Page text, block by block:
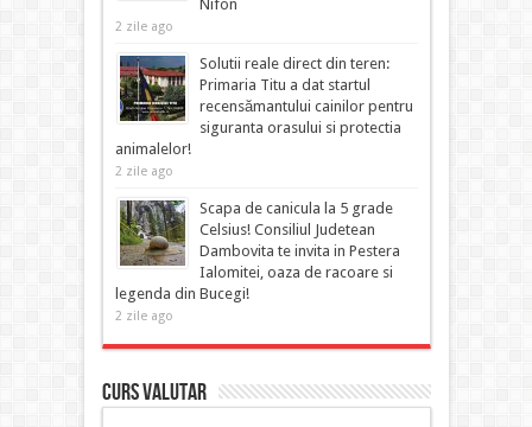
Nifon
2 zile ago
Solutii reale direct din teren:
Primaria Titu a dat startul
recensămantului cainilor pentru
siguranta orasului si protectia
animalelor!
2 zile ago
Scapa de canicula la 5 grade
Celsius! Consiliul Judetean
Dambovita te invita in Pestera
Ialomitei, oaza de racoare si
legenda din Bucegi!
2 zile ago
Curs Valutar